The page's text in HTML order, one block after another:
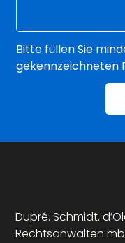
Bitte füllen Sie
gekennzeichneten
Dupré. Schmidt.
Rechtsanwälten